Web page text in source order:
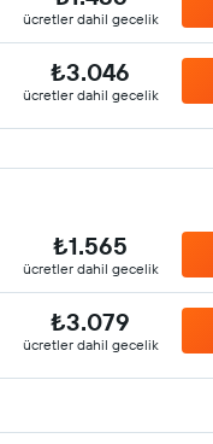
ücretler dahil gecelik
₺3.046
ücretler dahil gecelik
₺1.565
ücretler dahil gecelik
₺3.079
ücretler dahil gecelik